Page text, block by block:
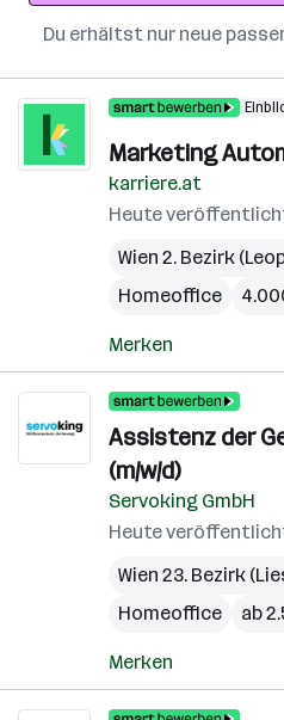
Du erhältst nur neue
Marketing
karriere.at
Heute
Wien 2. Bezirk
Homeoffice
Merken
Assistenz der
(m/w/d)
Servoking GmbH
Heute
Wien 23. Bezirk
Homeoffice
ab
Merken